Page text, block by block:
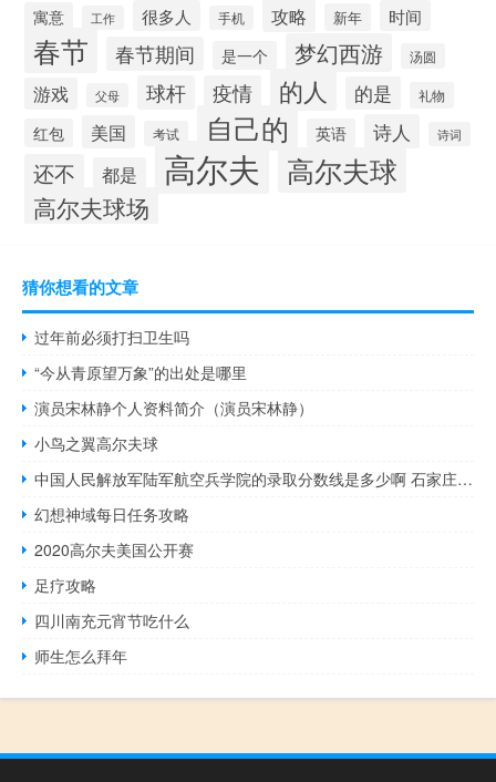
寓意 工作 很多人 手机 攻略 新年 时间
春节 春节期间 是一个 梦幻西游 汤圆
游戏 父母 球杆 疫情 的人 的是 礼物
红包 美国 考试 自己的 英语 诗人 诗词
还不 都是 高尔夫 高尔夫球
高尔夫球场
猜你想看的文章
过年前必须打扫卫生吗
“今从青原望万象”的出处是哪里
演员宋林静个人资料简介（演员宋林静）
小鸟之翼高尔夫球
中国人民解放军陆军航空兵学院的录取分数线是多少啊 石家庄陆军指挥学院分数线
幻想神域每日任务攻略
2020高尔夫美国公开赛
足疗攻略
四川南充元宵节吃什么
师生怎么拜年